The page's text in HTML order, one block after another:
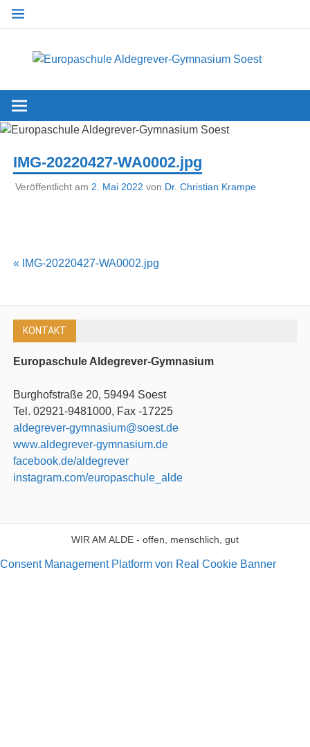
Zum
IMG-20220427-WA0002.jpg
Veröffentlicht am 2. Mai 2022 von Dr. Christian Krampe
Beitragsnavigation
« IMG-20220427-WA0002.jpg
KONTAKT
Europaschule Aldegrever-Gymnasium
Burghofstraße 20, 59494 Soest
Tel. 02921-9481000, Fax -17225
aldegrever-gymnasium@soest.de
www.aldegrever-gymnasium.de
facebook.de/aldegrever
instagram.com/europaschule_alde
WIR AM ALDE - offen, menschlich, gut
Consent Management Platform von Real Cookie Banner